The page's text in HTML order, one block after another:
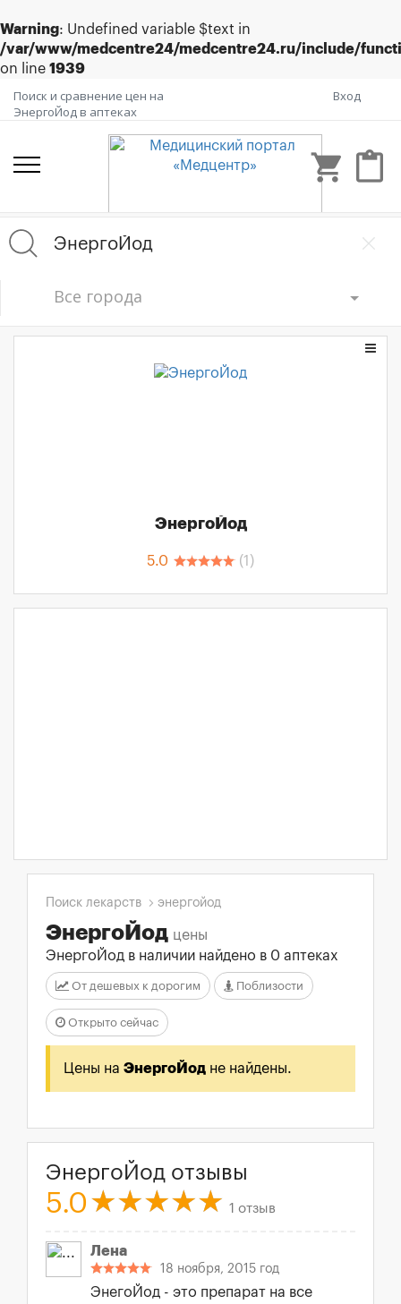
Warning: Undefined variable $text in
/var/www/medcentre24/medcentre24.ru/include/
on line 1939
Поиск и сравнение цен на
ЭнергоЙод в аптеках
Вход
shopping_cart content_paste
Все города
ЭнергоЙод
5.0 (1 )
Поиск лекарств энергойод
ЭнергоЙод цены
ЭнергоЙод в наличии найдено в 0 аптеках
От дешевых к дорогим Поблизости
Открыто сейчас
Цены на ЭнергоЙод не найдены.
ЭнергоЙод отзывы
5.0 1 отзыв
Лена
18 ноября, 2015 год
ЭнегоЙод - это препарат на все